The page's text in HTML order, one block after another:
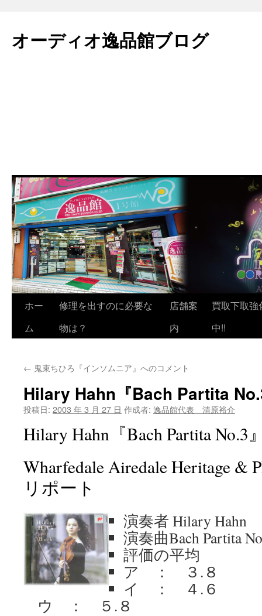
テ
ン
オーディオ逸品館ブログ
ホー
ム
修理を出すのに必要な
物は？
店舗案
内
買取下取強
中!!
← 鬼束ちひろ『インソムニア』へのコメント
Hilary Hahn『Bach Partita
投稿日: 2003 年 3 月 27 日 作成者: 逸品館代表 清原裕介
Hilary Hahn『Bach Partita
Wharfedale Airedale Heritage &
リポート
演奏者 Hilary Hahn
演奏曲Bach Partita
評価の平均
ア ： ３.８
イ ： ４.６
ウ ： ５.８